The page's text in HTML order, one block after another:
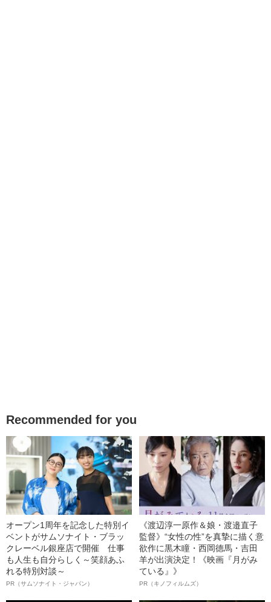
Recommended for you
オープン1周年を記念した特別イ
ベントがサムソナイト・ブラッ
クレーベル銀座店で開催 仕事
も人生も自分らしく～笑顔あふ
れる特別対談～
PR（サムソナイト・ジャパン）
《渡辺淳一原作＆娘・渡邉直子
監督》“女性の性”を真摯に描く意
欲作に黒木瞳・西岡德馬・吉田
羊が出演決定！《映画『月がみ
ている』》
PR（キノフィルムズ）